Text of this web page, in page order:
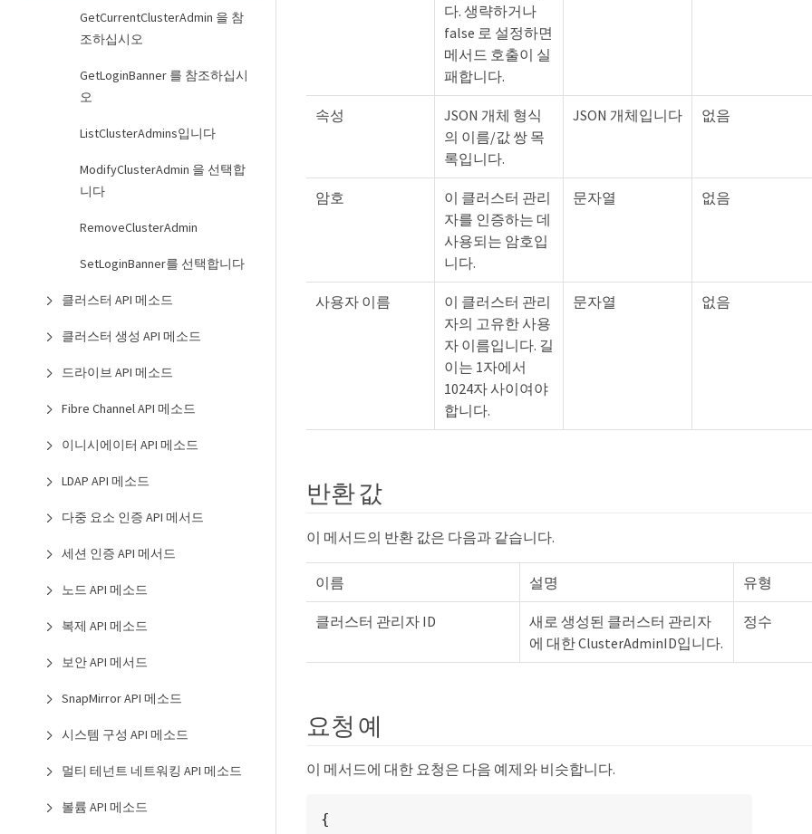
GetCurrentClusterAdmin 을 참
조하십시오
GetLoginBanner 를 참조하십시
오
ListClusterAdmins입니다
ModifyClusterAdmin 을 선택합
니다
RemoveClusterAdmin
SetLoginBanner를 선택합니다
클러스터 API 메소드
클러스터 생성 API 메소드
드라이브 API 메소드
Fibre Channel API 메소드
이니시에이터 API 메소드
LDAP API 메소드
다중 요소 인증 API 메서드
세션 인증 API 메서드
노드 API 메소드
복제 API 메소드
보안 API 메서드
SnapMirror API 메소드
시스템 구성 API 메소드
멀티 테넌트 네트워킹 API 메소드
볼륨 API 메소드
다. 생략하거나
false 로 설정하면
메서드 호출이 실
패합니다.
속성
JSON 개체 형식
의 이름/값 쌍 목
록입니다.
JSON 개체입니다 없음
암호
이 클러스터 관리
자를 인증하는 데
사용되는 암호입
니다.
문자열 없음
사용자 이름
이 클러스터 관리
자의 고유한 사용
자 이름입니다. 길
이는 1자에서
1024자 사이여야
합니다.
문자열 없음
반환 값
이 메서드의 반환 값은 다음과 같습니다.
이름 설명 유형
클러스터 관리자 ID
새로 생성된 클러스터 관리자
에 대한 ClusterAdminID입니다.
정수
요청 예
이 메서드에 대한 요청은 다음 예제와 비슷합니다.
{